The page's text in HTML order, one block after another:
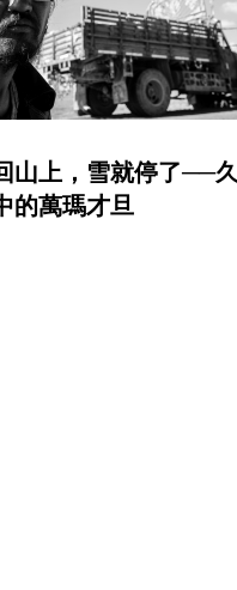
山上，雪就停了──久
的萬瑪才旦